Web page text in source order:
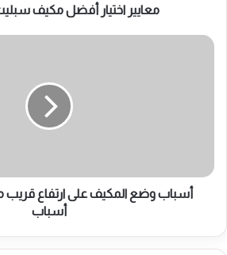
معايير اختيار أفضل مكيف سبليت
أسباب
-
أسباب